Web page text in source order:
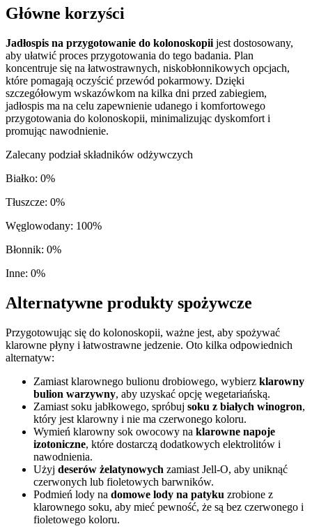
Główne korzyści
Jadłospis na przygotowanie do kolonoskopii jest dostosowany,
aby ułatwić proces przygotowania do tego badania. Plan
koncentruje się na łatwostrawnych, niskobłonnikowych opcjach,
które pomagają oczyścić przewód pokarmowy. Dzięki
szczegółowym wskazówkom na kilka dni przed zabiegiem,
jadłospis ma na celu zapewnienie udanego i komfortowego
przygotowania do kolonoskopii, minimalizując dyskomfort i
promując nawodnienie.
Zalecany podział składników odżywczych
Białko: 0%
Tłuszcze: 0%
Węglowodany: 100%
Błonnik: 0%
Inne: 0%
Alternatywne produkty spożywcze
Przygotowując się do kolonoskopii, ważne jest, aby spożywać
klarowne płyny i łatwostrawne jedzenie. Oto kilka odpowiednich
alternatyw:
Zamiast klarownego bulionu drobiowego, wybierz klarowny
bulion warzywny, aby uzyskać opcję wegetariańską.
Zamiast soku jabłkowego, spróbuj soku z białych winogron,
który jest klarowny i nie ma czerwonego koloru.
Wymień klarowny sok owocowy na klarowne napoje
izotoniczne, które dostarczą dodatkowych elektrolitów i
nawodnienia.
Użyj deserów żelatynowych zamiast Jell-O, aby uniknąć
czerwonych lub fioletowych barwników.
Podmień lody na domowe lody na patyku zrobione z
klarownego soku, aby mieć pewność, że są bez czerwonego i
fioletowego koloru.